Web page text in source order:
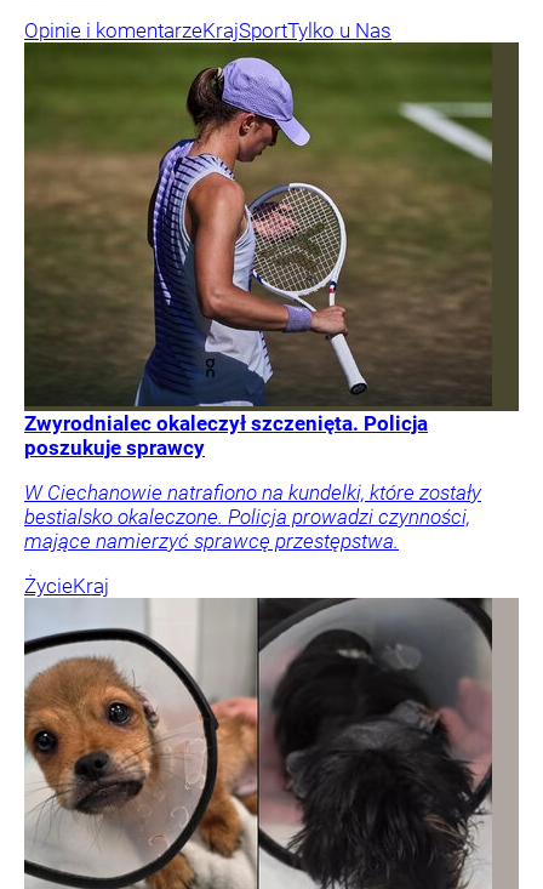
Opinie i komentarzeKrajSportTylko u Nas
Zwyrodnialec okaleczył szczenięta. Policja
poszukuje sprawcy
W Ciechanowie natrafiono na kundelki, które zostały
bestialsko okaleczone. Policja prowadzi czynności,
mające namierzyć sprawcę przestępstwa.
ŻycieKraj